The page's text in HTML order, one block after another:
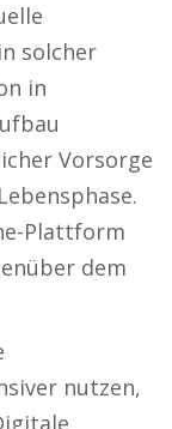
solcher
in
Vorsorge
Plattform
dem
nutzen,